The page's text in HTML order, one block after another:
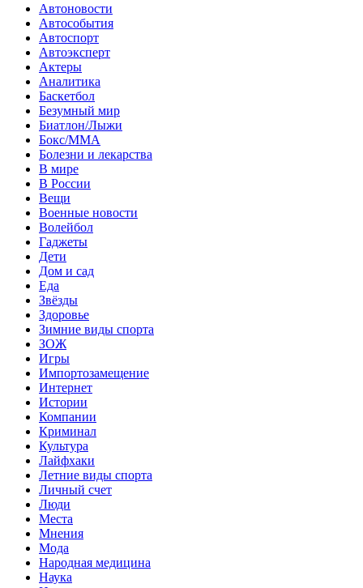
Автоновости
Автособытия
Автоспорт
Автоэксперт
Актеры
Аналитика
Баскетбол
Безумный мир
Биатлон/Лыжи
Бокс/MMA
Болезни и лекарства
В мире
В России
Вещи
Военные новости
Волейбол
Гаджеты
Дети
Дом и сад
Еда
Звёзды
Здоровье
Зимние виды спорта
ЗОЖ
Игры
Импортозамещение
Интернет
Истории
Компании
Криминал
Культура
Лайфхаки
Летние виды спорта
Личный счет
Люди
Места
Мнения
Мода
Народная медицина
Наука